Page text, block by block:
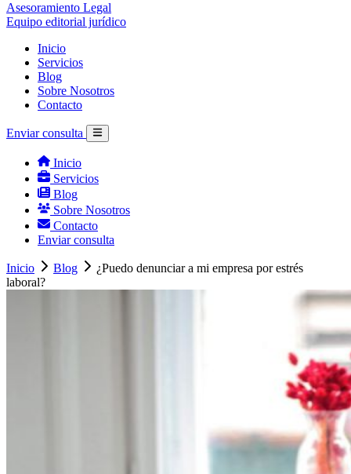
Asesoramiento Legal
Equipo editorial jurídico
Inicio
Servicios
Blog
Sobre Nosotros
Contacto
Enviar consulta
Inicio
Servicios
Blog
Sobre Nosotros
Contacto
Enviar consulta
Inicio Blog
¿Puedo denunciar a mi empresa por estrés
laboral?